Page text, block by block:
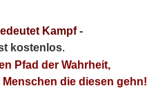
Kampf-
kostenlos.
Pfad der Wahrheit,
die diesen gehn!